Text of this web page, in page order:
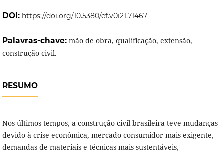
DOI: https://doi.org/10.5380/ef.v0i21.71467
Palavras-chave: mão de obra, qualificação, extensão,
construção civil.
RESUMO
Nos últimos tempos, a construção civil brasileira teve mudanças
devido à crise econômica, mercado consumidor mais exigente,
demandas de materiais e técnicas mais sustentáveis,